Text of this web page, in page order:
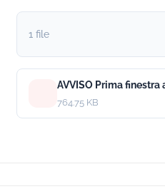
1 file
764.75 KB